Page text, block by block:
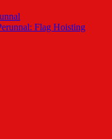
Flag Hoisting